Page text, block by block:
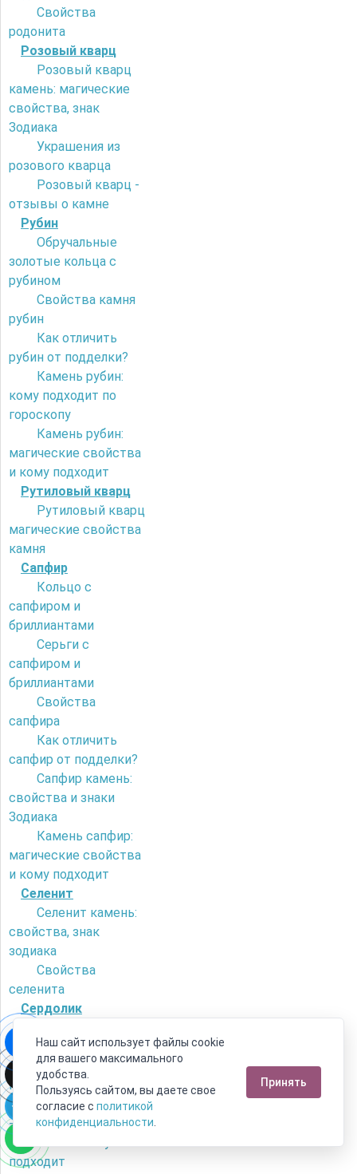
Свойства
родонита
Розовый кварц
Розовый кварц
камень: магические
свойства, знак
Зодиака
Украшения из
розового кварца
Розовый кварц -
отзывы о камне
Рубин
Обручальные
золотые кольца с
рубином
Свойства камня
рубин
Как отличить
рубин от подделки?
Камень рубин:
кому подходит по
гороскопу
Камень рубин:
магические свойства
и кому подходит
Рутиловый кварц
Рутиловый кварц
магические свойства
камня
Сапфир
Кольцо с
сапфиром и
бриллиантами
Серьги с
сапфиром и
бриллиантами
Свойства
сапфира
Как отличить
сапфир от подделки?
Сапфир камень:
свойства и знаки
Зодиака
Камень сапфир:
магические свойства
и кому подходит
Селенит
Селенит камень:
свойства, знак
зодиака
Свойства
селенита
Сердолик
сердолик от
искусственного
камня?
Камень сердолик
- его магические
свойства и кому
подходит
Наш сайт использует файлы cookie
для вашего максимального
удобства.
Пользуясь сайтом, вы даете свое
согласие с политикой
конфиденциальности
Принять